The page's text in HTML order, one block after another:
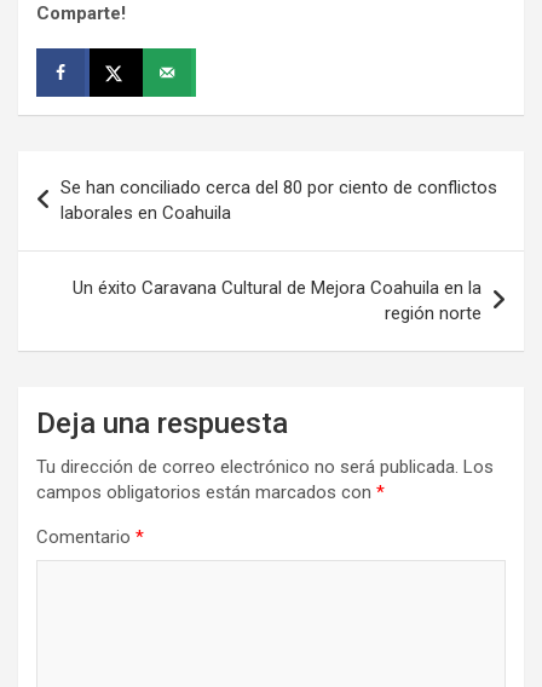
Comparte!
de
entradas
Se han conciliado cerca del 80 por ciento de conflictos
laborales en Coahuila
Un éxito Caravana Cultural de Mejora Coahuila en la
región norte
Deja una respuesta
Tu dirección de correo electrónico no será publicada. Los
campos obligatorios están marcados con *
Comentario *